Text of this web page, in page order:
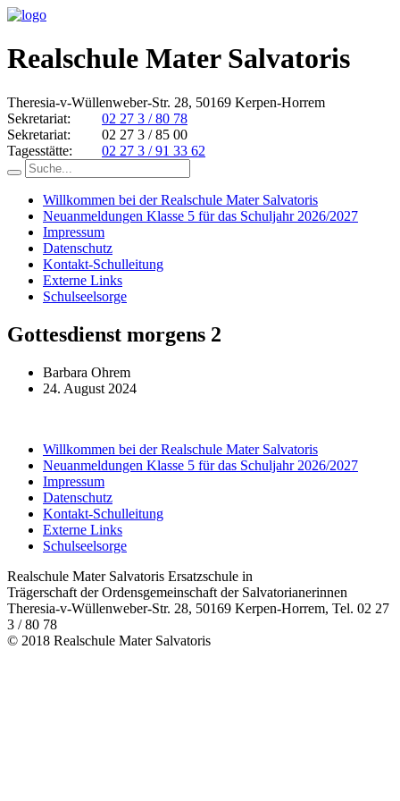
Realschule Mater Salvatoris
Theresia-v-Wüllenweber-Str. 28, 50169 Kerpen-Horrem
Sekretariat:
02 27 3 / 80 78
Sekretariat:
02 27 3 / 85 00
Tagesstätte:
02 27 3 / 91 33 62
Willkommen bei der Realschule Mater Salvatoris
Neuanmeldungen Klasse 5 für das Schuljahr 2026/2027
Impressum
Datenschutz
Kontakt-Schulleitung
Externe Links
Schulseelsorge
Gottesdienst morgens 2
Barbara Ohrem
24. August 2024
Willkommen bei der Realschule Mater Salvatoris
Neuanmeldungen Klasse 5 für das Schuljahr 2026/2027
Impressum
Datenschutz
Kontakt-Schulleitung
Externe Links
Schulseelsorge
Realschule Mater Salvatoris Ersatzschule in
Trägerschaft der Ordensgemeinschaft der Salvatorianerinnen
Theresia-v-Wüllenweber-Str. 28, 50169 Kerpen-Horrem, Tel. 02 27
3 / 80 78
© 2018 Realschule Mater Salvatoris